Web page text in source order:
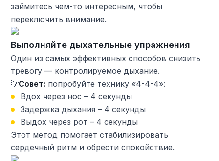
займитесь чем-то интересным, чтобы
переключить внимание.
Выполняйте дыхательные упражнения
Один из самых эффективных способов снизить
тревогу — контролируемое дыхание.
💡Совет: попробуйте технику «4-4-4»:
Вдох через нос – 4 секунды
Задержка дыхания – 4 секунды
Выдох через рот – 4 секунды
Этот метод помогает стабилизировать
сердечный ритм и обрести спокойствие.